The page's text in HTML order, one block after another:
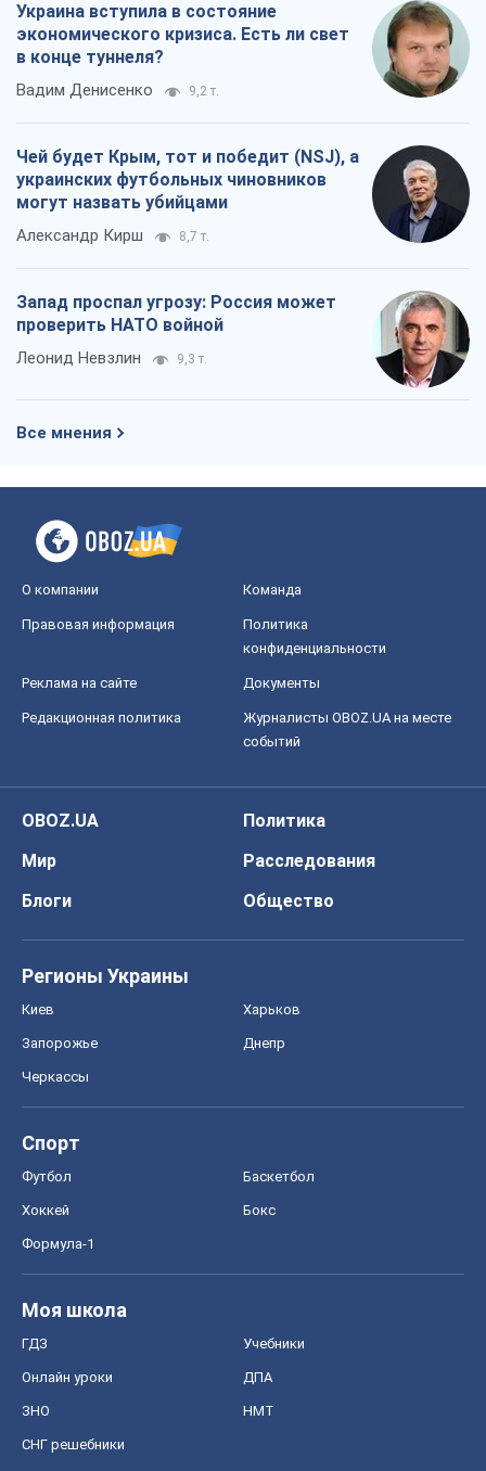
Украина вступила в состояние
экономического кризиса. Есть ли свет
в конце туннеля?
Вадим Денисенко 9,2 т.
Чей будет Крым, тот и победит (NSJ), а
украинских футбольных чиновников
могут назвать убийцами
Александр Кирш 8,7 т.
Запад проспал угрозу: Россия может
проверить НАТО войной
Леонид Невзлин 9,3 т.
Все мнения
О компании Команда
Правовая информация
Политика
конфиденциальности
Реклама на сайте Документы
Редакционная политика
Журналисты OBOZ.UA на месте
событий
OBOZ.UA
Политика
Мир
Расследования
Блоги
Общество
Регионы Украины
Киев Харьков
Запорожье Днепр
Черкассы
Спорт
Футбол Баскетбол
Хоккей Бокс
Формула-1
Моя школа
ГДЗ Учебники
Онлайн уроки ДПА
ЗНО НМТ
СНГ решебники